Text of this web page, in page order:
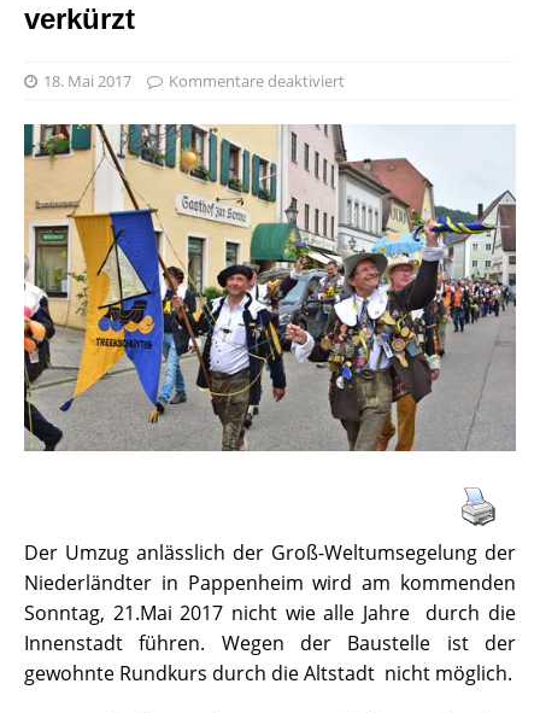
verkürzt
18. Mai 2017 Kommentare deaktiviert
Der Umzug anlässlich der Groß-Weltumsegelung der
Niederländter in Pappenheim wird am kommenden
Sonntag, 21.Mai 2017 nicht wie alle Jahre durch die
Innenstadt führen. Wegen der Baustelle ist der
gewohnte Rundkurs durch die Altstadt nicht möglich.